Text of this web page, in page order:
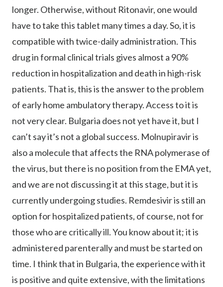
longer. Otherwise, without Ritonavir, one would
have to take this tablet many times a day. So, it is
compatible with twice-daily administration. This
drug in formal clinical trials gives almost a 90%
reduction in hospitalization and death in high-risk
patients. That is, this is the answer to the problem
of early home ambulatory therapy. Access to it is
not very clear. Bulgaria does not yet have it, but I
can’t say it’s not a global success. Molnupiravir is
also a molecule that affects the RNA polymerase of
the virus, but there is no position from the EMA yet,
and we are not discussing it at this stage, but it is
currently undergoing studies. Remdesivir is still an
option for hospitalized patients, of course, not for
those who are critically ill. You know about it; it is
administered parenterally and must be started on
time. I think that in Bulgaria, the experience with it
is positive and quite extensive, with the limitations